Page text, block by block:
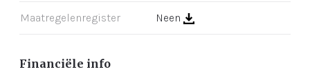
Maatregelenregister Neen
Financiële info